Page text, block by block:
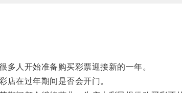
人开始准备购买彩票迎接新的一年。
在过年期间是否会开门。